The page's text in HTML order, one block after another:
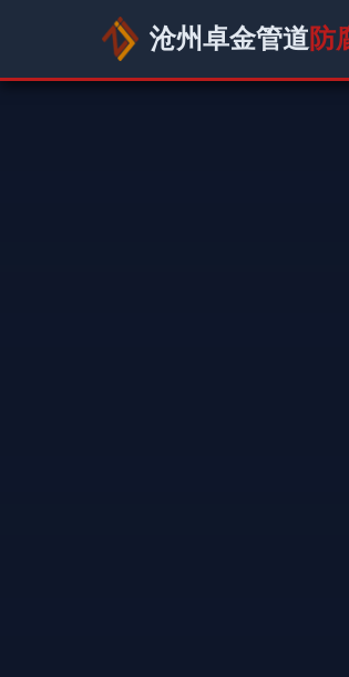
沧州卓金管道防